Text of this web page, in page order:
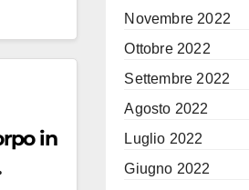
in
Novembre 2022
Ottobre 2022
Settembre 2022
Agosto 2022
Luglio 2022
Giugno 2022